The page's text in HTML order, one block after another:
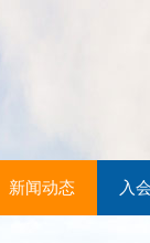
新闻动态 入